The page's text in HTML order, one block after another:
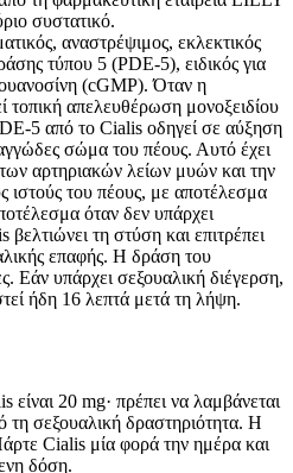
συστατικό.
αναστρέψιμος, εκλεκτικός
τύπου 5 (PDE-5), ειδικός για
(cGMP). Όταν η
τοπική απελευθέρωση μονοξειδίου
5 από το Cialis οδηγεί σε αύξηση
σώμα του πέους. Αυτό έχει
αρτηριακών λείων μυών και την
ιστούς του πέους, με αποτέλεσμα
όταν δεν υπάρχει
τη στύση και επιτρέπει
επαφής. Η δράση του
Εάν υπάρχει σεξουαλική διέγερση,
ήδη 16 λεπτά μετά τη λήψη.
20 mg· πρέπει να λαμβάνεται
τη σεξουαλική δραστηριότητα. Η
Cialis μία φορά την ημέρα και
δόση.